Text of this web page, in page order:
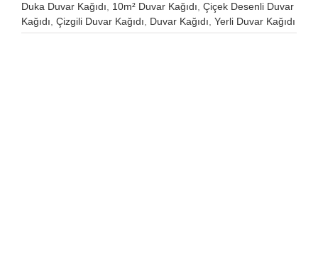
Duka Duvar Kağıdı 10m² Duvar Kağıdı Çiçek Desenli Duvar
Kağıdı Çizgili Duvar Kağıdı Duvar Kağıdı Yerli Duvar Kağıdı